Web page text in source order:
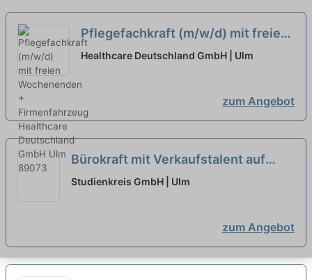
Pflegefachkraft (m/w/d) mit freien
Wochenenden + Firmenfahrzeug
Healthcare Deutschland GmbH | Ulm
zum Angebot
Bürokraft mit Verkaufstalent auf
Minijob-Basis in Ulm (m/w/d)
Studienkreis GmbH | Ulm
zum Angebot